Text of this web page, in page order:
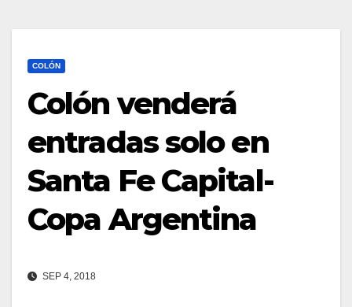
COLÓN
Colón venderá
entradas solo en
Santa Fe Capital-
Copa Argentina
SEP 4, 2018